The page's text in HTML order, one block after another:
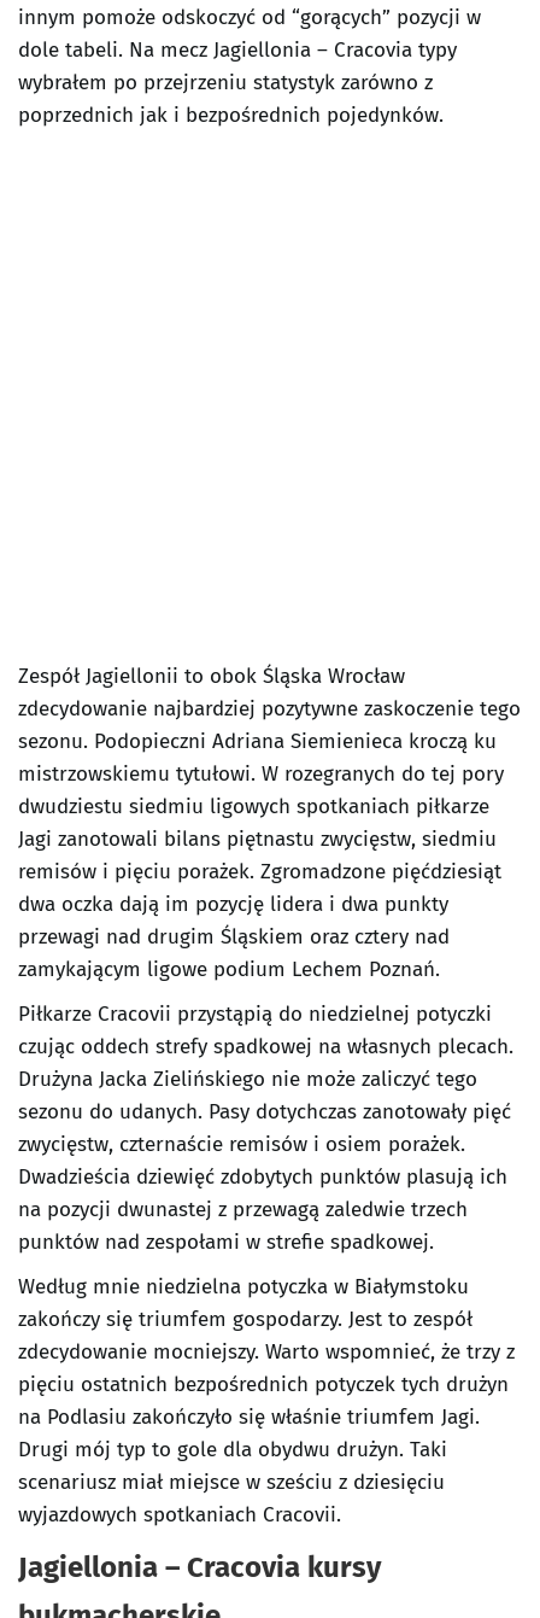
innym pomoże odskoczyć od “gorących” pozycji w
dole tabeli. Na mecz Jagiellonia – Cracovia typy
wybrałem po przejrzeniu statystyk zarówno z
poprzednich jak i bezpośrednich pojedynków.
Zespół Jagiellonii to obok Śląska Wrocław
zdecydowanie najbardziej pozytywne zaskoczenie tego
sezonu. Podopieczni Adriana Siemienieca kroczą ku
mistrzowskiemu tytułowi. W rozegranych do tej pory
dwudziestu siedmiu ligowych spotkaniach piłkarze
Jagi zanotowali bilans piętnastu zwycięstw, siedmiu
remisów i pięciu porażek. Zgromadzone pięćdziesiąt
dwa oczka dają im pozycję lidera i dwa punkty
przewagi nad drugim Śląskiem oraz cztery nad
zamykającym ligowe podium Lechem Poznań.
Piłkarze Cracovii przystąpią do niedzielnej potyczki
czując oddech strefy spadkowej na własnych plecach.
Drużyna Jacka Zielińskiego nie może zaliczyć tego
sezonu do udanych. Pasy dotychczas zanotowały pięć
zwycięstw, czternaście remisów i osiem porażek.
Dwadzieścia dziewięć zdobytych punktów plasują ich
na pozycji dwunastej z przewagą zaledwie trzech
punktów nad zespołami w strefie spadkowej.
Według mnie niedzielna potyczka w Białymstoku
zakończy się triumfem gospodarzy. Jest to zespół
zdecydowanie mocniejszy. Warto wspomnieć, że trzy z
pięciu ostatnich bezpośrednich potyczek tych drużyn
na Podlasiu zakończyło się właśnie triumfem Jagi.
Drugi mój typ to gole dla obydwu drużyn. Taki
scenariusz miał miejsce w sześciu z dziesięciu
wyjazdowych spotkaniach Cracovii.
Jagiellonia – Cracovia kursy